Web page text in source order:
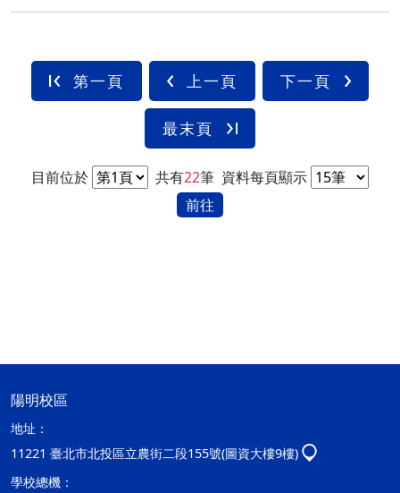
第一頁 上一頁 下一頁
最末頁
目前位於 共有22筆 資料每頁顯示
前往
陽明校區
地址：
11221 臺北市北投區立農街二段155號(圖資大樓9樓)
學校總機：